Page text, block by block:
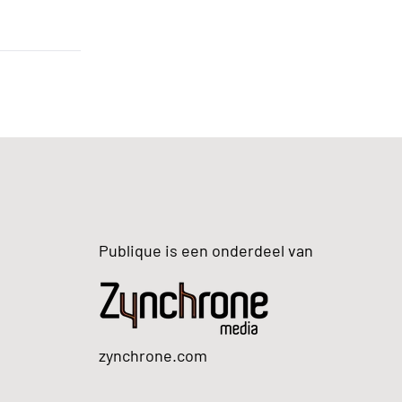
Publique is een onderdeel van
zynchrone.com